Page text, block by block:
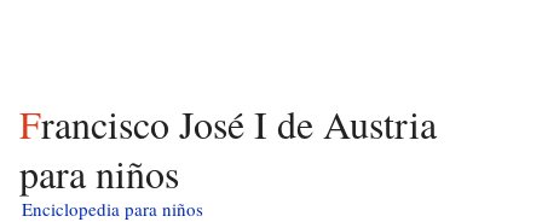
Francisco José I de Austria
para niños
Enciclopedia para niños